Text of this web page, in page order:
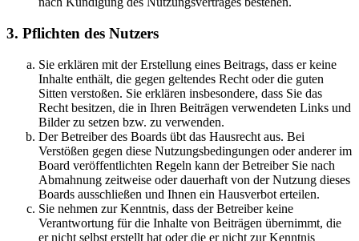
3. Pflichten des Nutzers
Sie erklären mit der Erstellung eines Beitrags, dass er keine
Inhalte enthält, die gegen geltendes Recht oder die guten
Sitten verstoßen. Sie erklären insbesondere, dass Sie das
Recht besitzen, die in Ihren Beiträgen verwendeten Links und
Bilder zu setzen bzw. zu verwenden.
Der Betreiber des Boards übt das Hausrecht aus. Bei
Verstößen gegen diese Nutzungsbedingungen oder anderer im
Board veröffentlichten Regeln kann der Betreiber Sie nach
Abmahnung zeitweise oder dauerhaft von der Nutzung dieses
Boards ausschließen und Ihnen ein Hausverbot erteilen.
Sie nehmen zur Kenntnis, dass der Betreiber keine
Verantwortung für die Inhalte von Beiträgen übernimmt, die
er nicht selbst erstellt hat oder die er nicht zur Kenntnis